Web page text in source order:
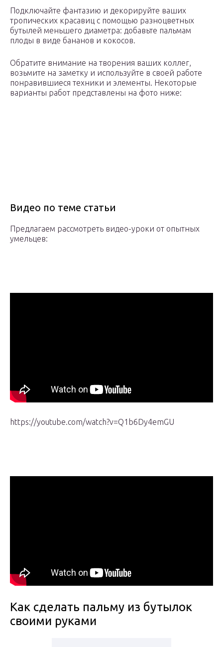
Подключайте фантазию и декорируйте ваших
тропических красавиц с помощью разноцветных
бутылей меньшего диаметра: добавьте пальмам
плоды в виде бананов и кокосов.
Обратите внимание на творения ваших коллег,
возьмите на заметку и используйте в своей работе
понравившиеся техники и элементы. Некоторые
варианты работ представлены на фото ниже:
Видео по теме статьи
Предлагаем рассмотреть видео-уроки от опытных
умельцев:
https://youtube.com/watch?v=Q1b6Dy4emGU
Как сделать пальму из бутылок
своими руками